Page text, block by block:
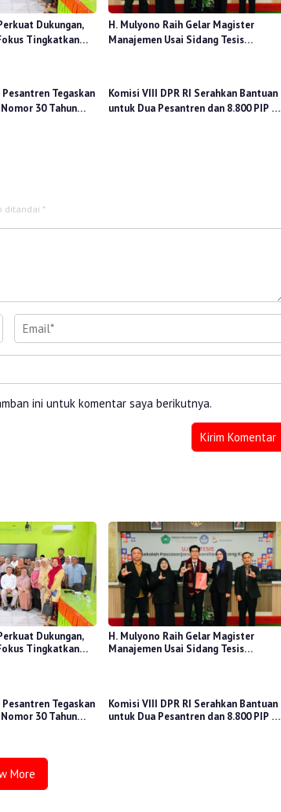
Dukungan,
Tingkatkan
H. Mulyono Raih Gelar Magister
Manajemen Usai Sidang Tesis
Pesantren Tegaskan
30 Tahun
Komisi VIII DPR RI Serahkan Bantuan
untuk Dua Pesantren dan 8.800 PIP di
ditandai *
ini untuk komentar saya berikutnya.
Dukungan,
Tingkatkan
H. Mulyono Raih Gelar Magister
Manajemen Usai Sidang Tesis
Pesantren Tegaskan
30 Tahun
Komisi VIII DPR RI Serahkan Bantuan
untuk Dua Pesantren dan 8.800 PIP di
More